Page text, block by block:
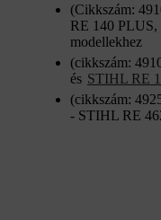
(Cikkszám:
RE 140 PLUS,
modellekhez
(cikkszám:
és STIHL RE
(cikkszám:
- STIHL RE